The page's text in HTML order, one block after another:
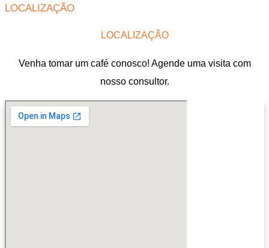
LOCALIZAÇÃO
LOCALIZAÇÃO
Venha tomar um café conosco! Agende uma visita com
nosso consultor.